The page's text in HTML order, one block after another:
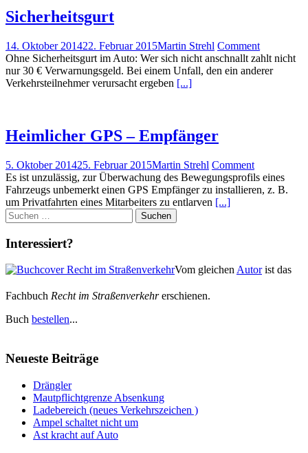
Sicherheitsgurt
14. Oktober 201422. Februar 2015Martin Strehl Comment
Ohne Sicherheitsgurt im Auto: Wer sich nicht anschnallt zahlt nicht
nur 30 € Verwarnungsgeld. Bei einem Unfall, den ein anderer
Verkehrsteilnehmer verursacht ergeben [...]
Heimlicher GPS – Empfänger
5. Oktober 201425. Februar 2015Martin Strehl Comment
Es ist unzulässig, zur Überwachung des Bewegungsprofils eines
Fahrzeugs unbemerkt einen GPS Empfänger zu installieren, z. B.
um Privatfahrten eines Mitarbeiters zu entlarven [...]
Suchen
nach:
Interessiert?
Vom gleichenAutorist das
Fachbuch Recht im Straßenverkehrerschienen.
Buch bestellen...
Neueste Beiträge
Drängler
Mautpflichtgrenze Absenkung
Ladebereich (neues Verkehrszeichen )
Ampel schaltet nicht um
Ast kracht auf Auto